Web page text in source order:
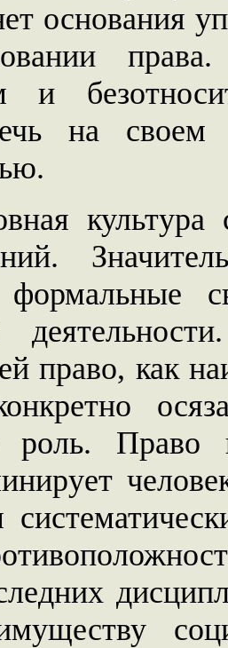
основания
и
на
право, как
роль. Право